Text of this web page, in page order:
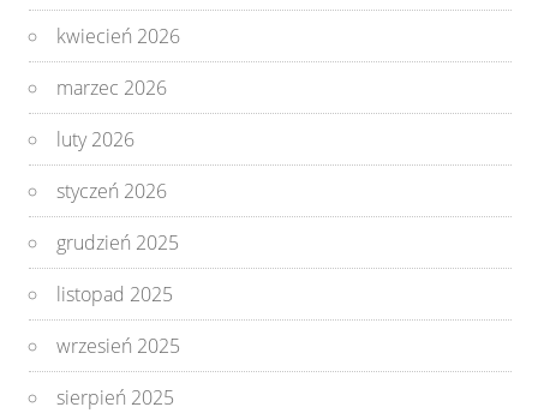
kwiecień 2026
marzec 2026
luty 2026
styczeń 2026
grudzień 2025
listopad 2025
wrzesień 2025
sierpień 2025